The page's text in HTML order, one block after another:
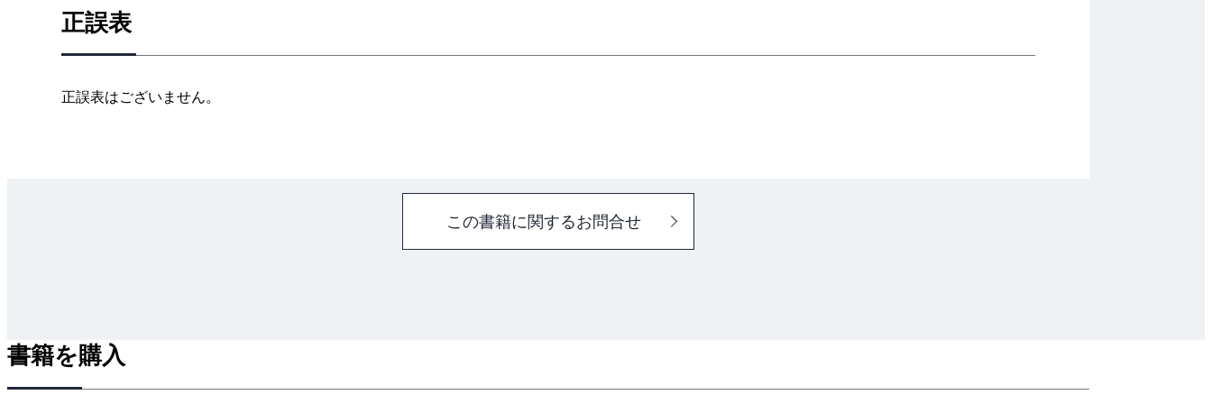
2－4 太陽電池は三段階－セル・モジュール・アレイ－
2－5 アレイから太陽光発電システムへ
2－7 いよいよ連系だ！－太陽光発電のシステム－
3－6 世界に誇る－配電系統の品質－
3－7 いろいろに合体だ！－配電設備－
正誤表
正誤表はございません。
この書籍に関するお問合せ
書籍を購入